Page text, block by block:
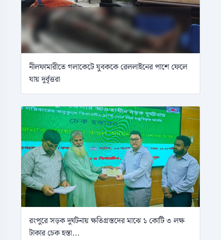
নীলফামারীতে গলাকেটে যুবককে রেললাইনের পাশে ফেলে
যায় দুর্বৃত্তরা
রংপুরে সড়ক দুর্ঘটনায় ক্ষতিগ্রস্তদের মাঝে ১ কোটি ৩ লক্ষ
টাকার চেক হস্তা...